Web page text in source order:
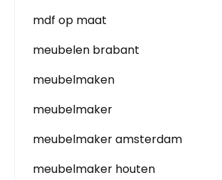
mdf op maat
meubelen brabant
meubelmaken
meubelmaker
meubelmaker amsterdam
meubelmaker houten